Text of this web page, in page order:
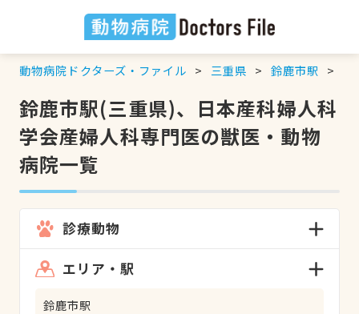
動物病院ドクターズ・ファイル 三重県 鈴鹿市駅
鈴鹿市駅(三重県)、日本産科婦人科
学会産婦人科専門医の獣医・動物
病院一覧
診療動物
エリア・駅
鈴鹿市駅